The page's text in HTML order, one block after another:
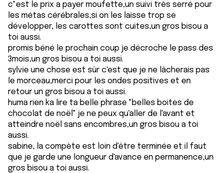
c"est le prix a payer moufette,un suivi très serré pour
les métas cérébrales,si on les laisse trop se
développer, les carottes sont cuites,un gros bisou a
toi aussi.
promis béné le prochain coup je décroche le pass des
3mois,un gros bisou a toi aussi.
sylvie une chose est sûr c'est que je ne lâcherais pas
le morceau,merci pour les ondes positives et en
retour un gros bisou a toi aussi.
huma rien ka lire ta belle phrase "belles boites de
chocolat de noël" je ne peux qu'aller de l'avant et
atteindre noël sans encombres,un gros bisou a toi
aussi.
sabine, la compète est loin d'être terminée et il faut
que je garde une longueur d'avance en permanence,un
gros bisou a toi aussi.